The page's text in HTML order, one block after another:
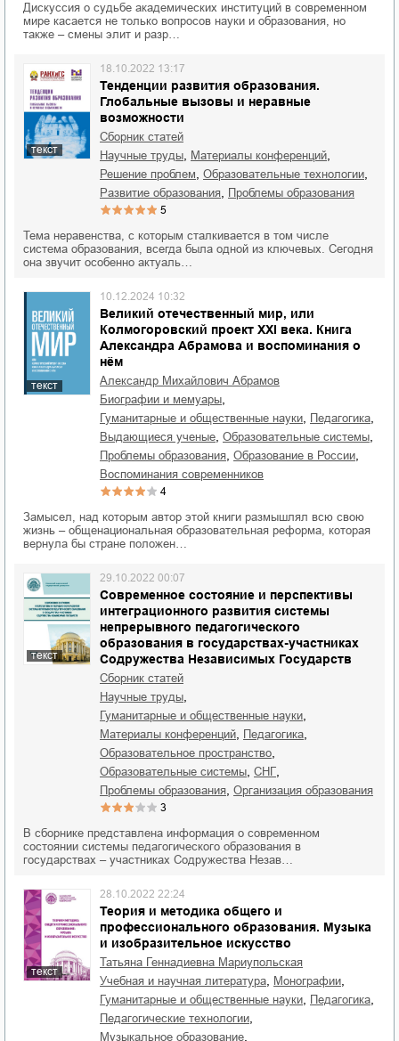
Дискуссия о судьбе академических институций в современном
мире касается не только вопросов науки и образования, но
также – смены элит и разр…
текст
Тенденции развития образования.
Глобальные вызовы и неравные
возможности
18.10.2022 13:17
Сборник статей
научные труды
материалы конференций
решение проблем образовательные технологии
развитие образования проблемы образования
5
Тема неравенства, с которым сталкивается в том числе
система образования, всегда была одной из ключевых. Сегодня
она звучит особенно актуаль…
текст
Великий отечественный мир, или
Колмогоровский проект XXI века. Книга
Александра Абрамова и воспоминания о
нём
10.12.2024 10:32
Александр Михайлович Абрамов
биографии и мемуары
гуманитарные и общественные науки педагогика
выдающиеся ученые образовательные системы
проблемы образования образование в России
воспоминания современников
4
Замысел, над которым автор этой книги размышлял всю свою
жизнь – общенациональная образовательная реформа, которая
вернула бы стране положен…
текст
Современное состояние и перспективы
интеграционного развития системы
непрерывного педагогического
образования в государствах-участниках
Содружества Независимых Государств
29.10.2022 00:07
Сборник статей
научные труды
гуманитарные и общественные науки
материалы конференций педагогика
образовательное пространство
образовательные системы СНГ
проблемы образования организация образования
3
В сборнике представлена информация о современном
состоянии системы педагогического образования в
государствах – участниках Содружества Незав…
текст
Теория и методика общего и
профессионального образования. Музыка
и изобразительное искусство
28.10.2022 22:24
Татьяна Геннадиевна Мариупольская
учебная и научная литература
монографии
гуманитарные и общественные науки педагогика
педагогические технологии
музыкальное образование